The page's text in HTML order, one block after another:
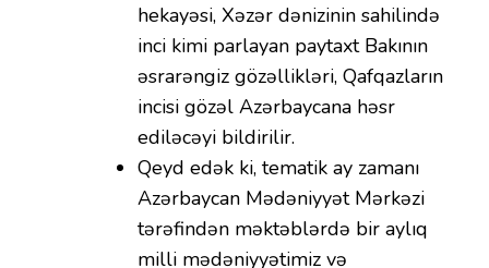
hekayəsi, Xəzər dənizinin sahilində
inci kimi parlayan paytaxt Bakının
əsrarəngiz gözəllikləri, Qafqazların
incisi gözəl Azərbaycana həsr
ediləcəyi bildirilir.
Qeyd edək ki, tematik ay zamanı
Azərbaycan Mədəniyyət Mərkəzi
tərəfindən məktəblərdə bir aylıq
milli mədəniyyətimiz və